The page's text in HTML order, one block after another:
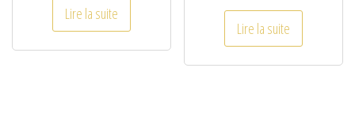
Lire la suite
Lire la suite